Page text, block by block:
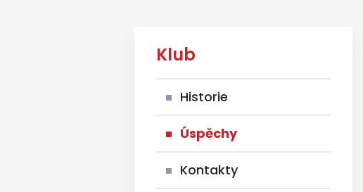
Klub
Historie
Úspěchy
Kontakty